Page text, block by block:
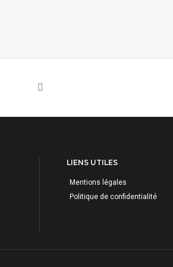
LIENS UTILES
Mentions légales
Politique de confidentialité